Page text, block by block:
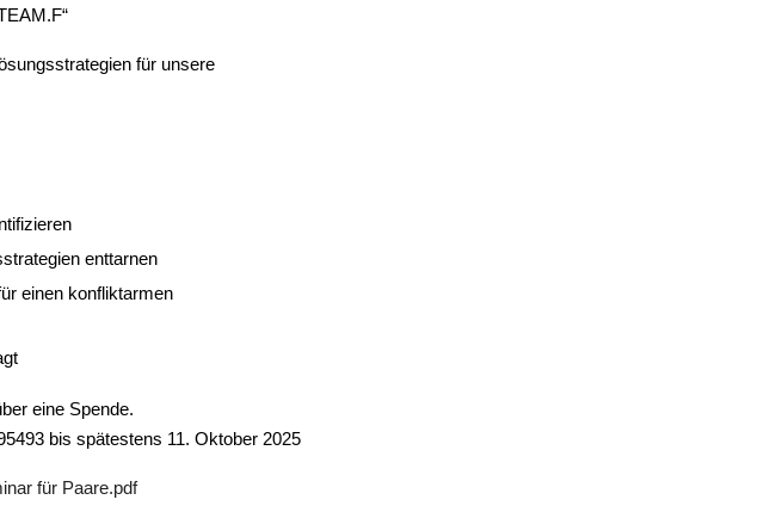
für unsere
enttarnen
einen konfliktarmen
eine Spende.
bis spätestens 11. Oktober 2025
für Paare.pdf